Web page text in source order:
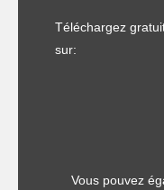
Téléchargez
sur:
Vous pouvez